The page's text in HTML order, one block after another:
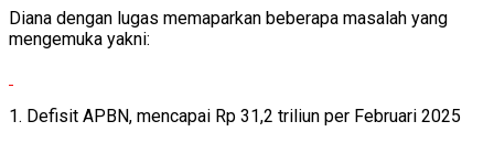
Diana dengan lugas memaparkan beberapa masalah yang
mengemuka yakni:
1. Defisit APBN, mencapai Rp 31,2 triliun per Februari 2025